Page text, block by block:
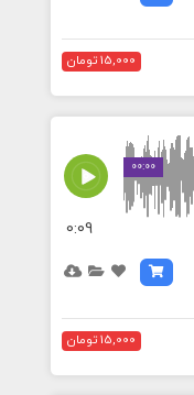
15,000 تومان
00:00
0:09
15,000 تومان